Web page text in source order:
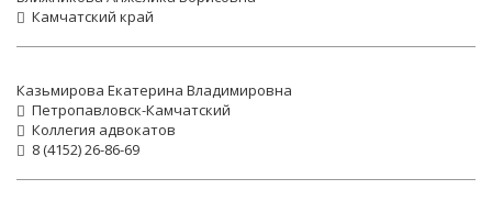
Камчатский край
Казьмирова Екатерина Владимировна
Петропавловск-Камчатский
Коллегия адвокатов
8 (4152) 26-86-69